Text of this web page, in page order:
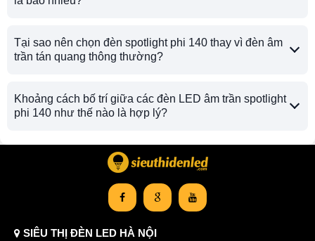
Tại sao nên chọn đèn spotlight phi 140 thay vì đèn âm
trần tán quang thông thường?
Khoảng cách bố trí giữa các đèn LED âm trần spotlight
phi 140 như thế nào là hợp lý?
SIÊU THỊ ĐÈN LED HÀ NỘI